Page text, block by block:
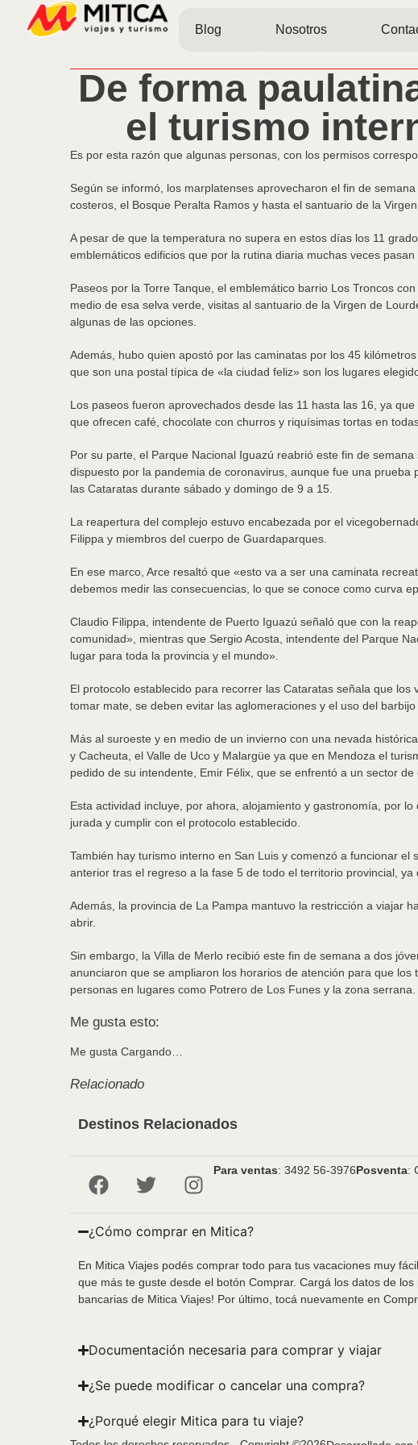
Blog Nosotros
De forma
el turismo
Es por esta razón que algunas personas, con los permisos
Según se informó, los marplatenses aprovecharon el fin de
costeros, el Bosque Peralta Ramos y hasta el santuario de la
A pesar de que la temperatura no supera en estos días los 11
emblemáticos edificios que por la rutina diaria muchas veces pasan
Paseos por la Torre Tanque, el emblemático barrio Los Troncos
medio de esa selva verde, visitas al santuario de la Virgen de
algunas de las opciones.
Además, hubo quien apostó por las caminatas por los 45
que son una postal típica de «la ciudad feliz» son los lugares
Los paseos fueron aprovechados desde las 11 hasta las 16, ya
que ofrecen café, chocolate con churros y riquísimas tortas en
Por su parte, el Parque Nacional Iguazú reabrió este fin de
dispuesto por la pandemia de coronavirus, aunque fue una
las Cataratas durante sábado y domingo de 9 a 15.
La reapertura del complejo estuvo encabezada por el
Filippa y miembros del cuerpo de Guardaparques.
En ese marco, Arce resaltó que «esto va a ser una caminata
debemos medir las consecuencias, lo que se conoce como curva
Claudio Filippa, intendente de Puerto Iguazú señaló que con la
comunidad», mientras que Sergio Acosta, intendente del Parque
lugar para toda la provincia y el mundo».
El protocolo establecido para recorrer las Cataratas señala que
tomar mate, se deben evitar las aglomeraciones y el uso del
Más al suroeste y en medio de un invierno con una nevada
y Cacheuta, el Valle de Uco y Malargüe ya que en Mendoza el
pedido de su intendente, Emir Félix, que se enfrentó a un sector
Esta actividad incluye, por ahora, alojamiento y gastronomía, por
jurada y cumplir con el protocolo establecido.
También hay turismo interno en San Luis y comenzó a funcionar
anterior tras el regreso a la fase 5 de todo el territorio provincial,
Además, la provincia de La Pampa mantuvo la restricción a viajar
abrir.
Sin embargo, la Villa de Merlo recibió este fin de semana a dos
anunciaron que se ampliaron los horarios de atención para que
personas en lugares como Potrero de Los Funes y la zona serrana.
Me gusta esto:
Me gusta Cargando…
Relacionado
Destinos Relacionados
Para ventas: 3492 56-3976Posventa:
¿Cómo comprar en Mitica?
En Mitica Viajes podés comprar todo para tus vacaciones muy
que más te guste desde el botón Comprar. Cargá los datos de
bancarias de Mitica Viajes! Por último, tocá nuevamente en
Documentación necesaria para comprar y viajar
¿Se puede modificar o cancelar una compra?
¿Porqué elegir Mitica para tu viaje?